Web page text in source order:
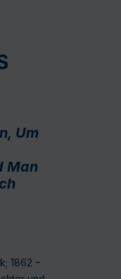
Um
Man
1862 –